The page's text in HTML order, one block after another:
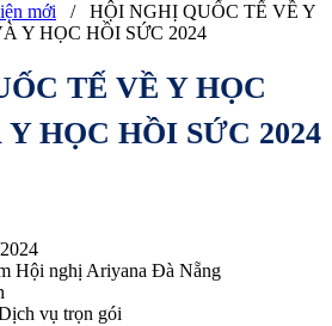
mới / HỘI NGHỊ QUỐC TẾ VỀ Y
Y HỌC HỒI SỨC 2024
TẾ VỀ Y HỌC
HỌC HỒI SỨC 2024
Hội nghị Ariyana Đà Nẵng
vụ trọn gói